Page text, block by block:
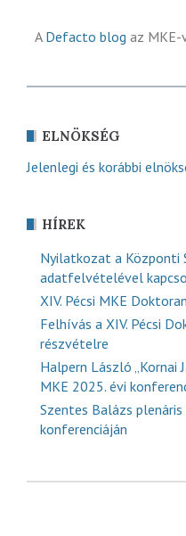
A Defacto blog az MKE-
ELNÖKSÉG
Jelenlegi és korábbi
HÍREK
Nyilatkozat a Központi
adatfelvételével
XIV. Pécsi MKE
Felhívás a XIV. Pécsi
részvételre
Halpern László „Kornai
MKE 2025. évi
Szentes Balázs
konferenciáján